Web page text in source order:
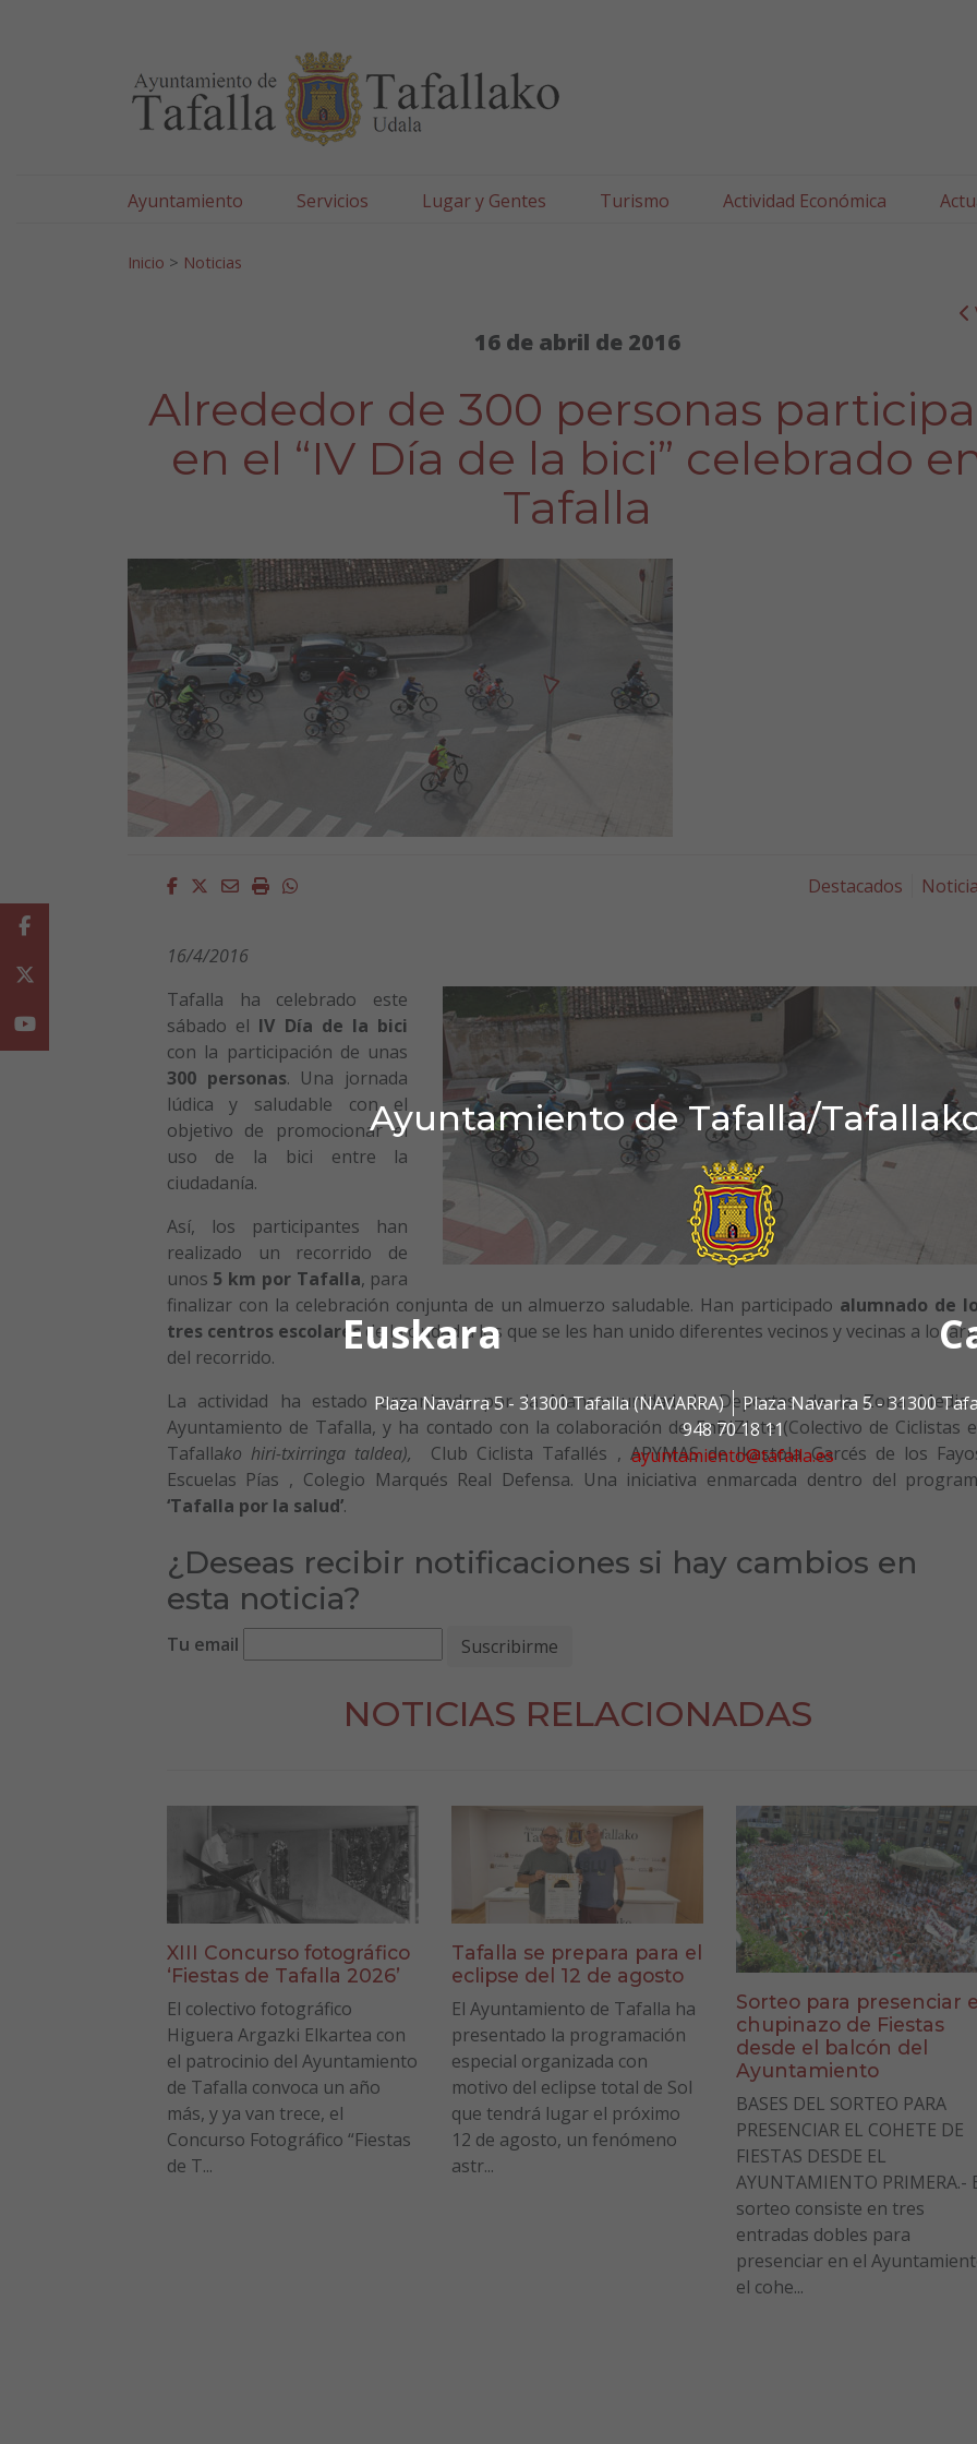
Ayuntamiento de Tafalla/
Euskara
Plaza Navarra 5 - 31300 Tafalla (NAVARRA)
Plaza Navarra 5 - 31300
948 70 18 11
ayuntamiento@tafalla.es
Ayuntamiento Servicios Lugar y Gentes Turismo Actividad Económica
Inicio > Noticias
16 de abril de 2016
Alrededor de 300 personas
en el “IV Día de la bici” celebrado
Tafalla
Facebook
Twitter
EmailImprimirWhatsapp Destacados
16/4/2016
Tafalla ha celebrado este
sábado el IV Día de la bici
con la participación de unas
300 personas. Una jornada
lúdica y saludable con el
objetivo de promocionar el
uso de la bici entre la
ciudadanía.
Así, los participantes han
realizado un recorrido de
unos 5 km por Tafalla, para
finalizar con la celebración conjunta de un almuerzo saludable. Han participado alumnado de
tres centros escolaresde la ciudad a los que se les han unido diferentes vecinos y vecinas a lo
del recorrido.
La actividad ha estado organizada por la Mancomunidad de Deportes de la Zona Media
Ayuntamiento de Tafalla, y ha contado con la colaboración de EnBIZIate (Colectivo de Ciclistas
Tafallako hiri-txirringa taldea),
Club Ciclista Tafallés , APYMAS de Ikastola Garcés de los
Escuelas Pías , Colegio Marqués Real Defensa. Una iniciativa enmarcada dentro del
‘Tafalla por la salud’.
¿Deseas recibir notificaciones si hay cambios en
esta noticia?
Tu email
NOTICIAS RELACIONADAS
XIII Concurso fotográfico
‘Fiestas de Tafalla 2026’
El colectivo fotográfico
Higuera Argazki Elkartea con
el patrocinio del Ayuntamiento
de Tafalla convoca un año
más, y ya van trece, el
Concurso Fotográfico “Fiestas
de T...
Tafalla se prepara para el
eclipse del 12 de agosto
El Ayuntamiento de Tafalla ha
presentado la programación
especial organizada con
motivo del eclipse total de Sol
que tendrá lugar el próximo
12 de agosto, un fenómeno
astr...
Sorteo para presenciar
chupinazo de Fiestas
desde el balcón del
Ayuntamiento
BASES DEL SORTEO PARA
PRESENCIAR EL COHETE DE
FIESTAS DESDE EL
AYUNTAMIENTO PRIMERA.-
sorteo consiste en tres
entradas dobles para
presenciar en el
el cohe...
Facebook
Youtube